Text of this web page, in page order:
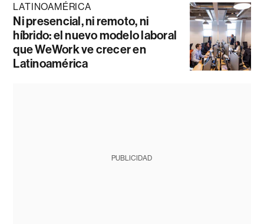
LATINOAMÉRICA
Ni presencial, ni remoto, ni
híbrido: el nuevo modelo laboral
que WeWork ve crecer en
Latinoamérica
PUBLICIDAD